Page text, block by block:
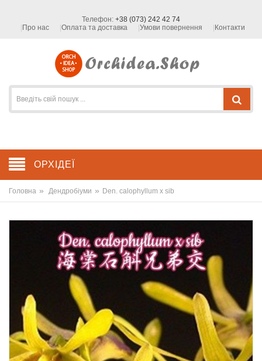
Телефон: +38 (073) 242 42 74
Про нас
Оплата та доставка Умови повернення Контакти
ОРХІДЕЇ
Головна » Дендробіуми » Den. calophyllum x sib